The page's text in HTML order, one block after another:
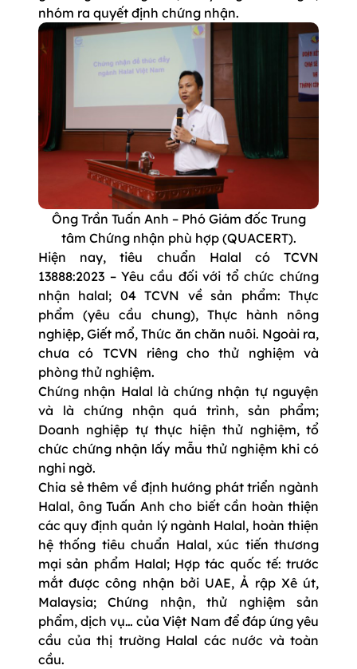
nhóm ra quyết định chứng nhận.
Ông Trần Tuấn Anh – Phó Giám đốc Trung
tâm Chứng nhận phù hợp (QUACERT).
Hiện nay, tiêu chuẩn Halal có TCVN
13888:2023 – Yêu cầu đối với tổ chức chứng
nhận halal; 04 TCVN về sản phẩm: Thực
phẩm (yêu cầu chung), Thực hành nông
nghiệp, Giết mổ, Thức ăn chăn nuôi. Ngoài ra,
chưa có TCVN riêng cho thử nghiệm và
phòng thử nghiệm.
Chứng nhận Halal là chứng nhận tự nguyện
và là chứng nhận quá trình, sản phẩm;
Doanh nghiệp tự thực hiện thử nghiệm, tổ
chức chứng nhận lấy mẫu thử nghiệm khi có
nghi ngờ.
Chia sẻ thêm về định hướng phát triển ngành
Halal, ông Tuấn Anh cho biết cần hoàn thiện
các quy định quản lý ngành Halal, hoàn thiện
hệ thống tiêu chuẩn Halal, xúc tiến thương
mại sản phẩm Halal; Hợp tác quốc tế: trước
mắt được công nhận bởi UAE, Ả rập Xê út,
Malaysia; Chứng nhận, thử nghiệm sản
phẩm, dịch vụ… của Việt Nam để đáp ứng yêu
cầu của thị trường Halal các nước và toàn
cầu.